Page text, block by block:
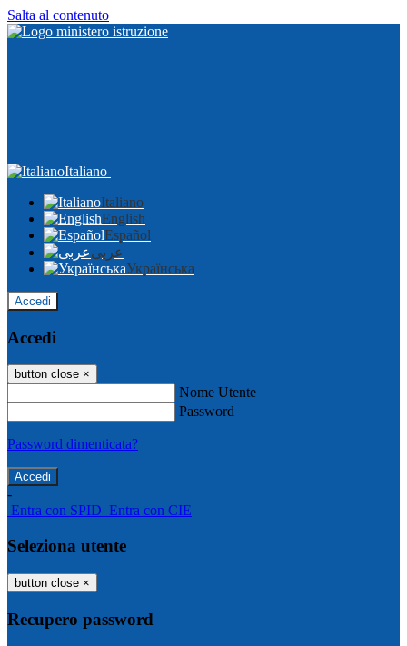
Salta al contenuto
Italiano
Italiano
English
Español
عربى
Українська
Accedi
Accedi
button close ×
Nome Utente
Password
Password dimenticata?
-
Entra con SPID Entra con CIE
Seleziona utente
button close ×
Recupero password